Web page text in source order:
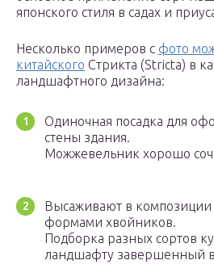
японского стиля в садах и
Несколько примеров с фото
китайского Стрикта (Stricta) в
ландшафтного дизайна:
Одиночная посадка для
стены здания.
Можжевельник хорошо
Высаживают в
формами хвойников.
Подборка разных сортов
ландшафту завершенный